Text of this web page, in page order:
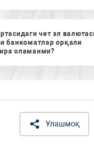
чет эл
банкоматлар орқали
оламанми?
Улашмоқ